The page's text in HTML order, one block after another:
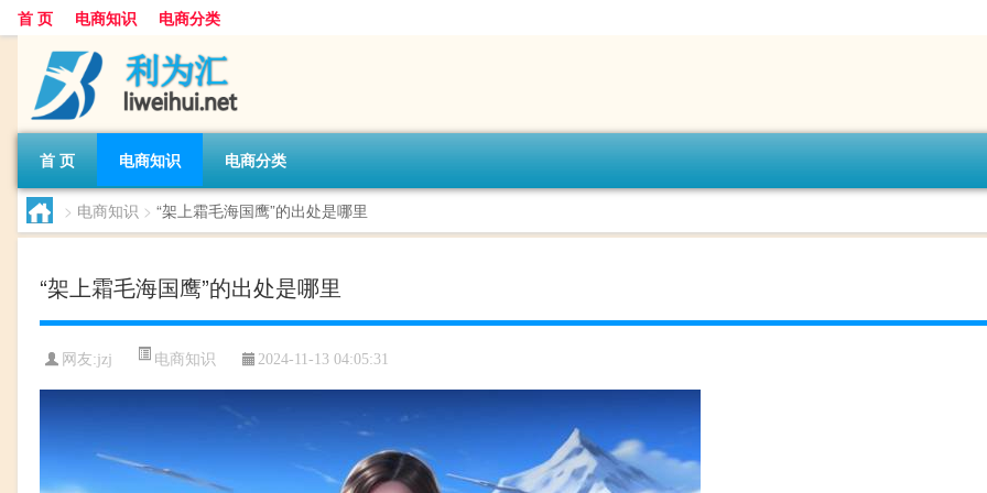
首 页 电商知识 电商分类
首 页 电商知识 电商分类
> 电商知识 > “架上霜毛海国鹰”的出处是哪里
“架上霜毛海国鹰”的出处是哪里
网友:jzj 电商知识 2024-11-13 04:05:31